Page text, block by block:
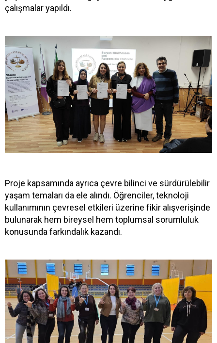
çalışmalar yapıldı.
Proje kapsamında ayrıca çevre bilinci ve sürdürülebilir
yaşam temaları da ele alındı. Öğrenciler, teknoloji
kullanımının çevresel etkileri üzerine fikir alışverişinde
bulunarak hem bireysel hem toplumsal sorumluluk
konusunda farkındalık kazandı.